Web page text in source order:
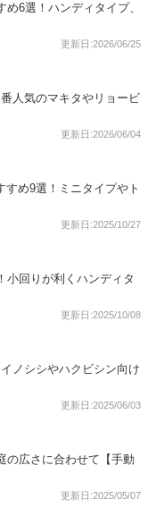
6選！ハンディタイプ、
更新日:2026/06/25
人気のマキタやリョービ
更新日:2026/06/04
め9選！ミニタイプやト
更新日:2025/10/27
小回りが利くハンディタ
更新日:2025/10/08
ノシシやハクビシン向け
更新日:2025/06/03
の広さに合わせて【手動
更新日:2025/05/07